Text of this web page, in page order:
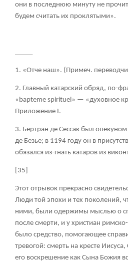
они в последнюю минуту не
будем считать их проклятыми».
1. «Отче наш». (Примеч.
2. Главный катарский обряд, по-
« bapteme spirituel» — «духовное
Приложение I.
3. Бертран де Сессак был
де Безье; в 1194 году он в
обязался из-гнать катаров из
[35]
Этот отрывок прекрасно
Люди той эпохи и тех поколений,
ними, были одержимы мыслью о
после смерти, и у христиан
было средство, помогающее
тревогой: смерть на кресте
его воскрешение как Сына Божия